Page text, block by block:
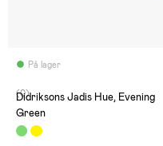
På lager
(0)
Didriksons Jadis Hue, Evening
Green